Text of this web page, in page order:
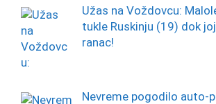
Užas na Voždovcu:
tukle Ruskinju (19) dok
ranac!
Nevreme pogodilo auto-